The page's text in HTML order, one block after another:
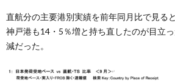
直航分の主要港別実績を前年同月比で見る
神戸港も14・5％増と持ち直したのが目立
減だった。